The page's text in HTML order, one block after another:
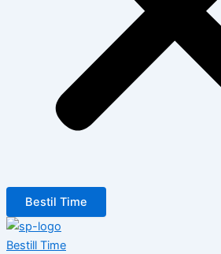
Bestil Time
Bestill Time